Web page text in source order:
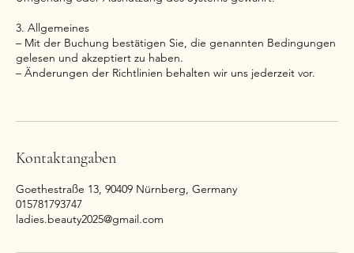
3. Allgemeines
– Mit der Buchung bestätigen Sie, die genannten Bedingungen
gelesen und akzeptiert zu haben.
– Änderungen der Richtlinien behalten wir uns jederzeit vor.
Kontaktangaben
Goethestraße 13, 90409 Nürnberg, Germany
015781793747
ladies.beauty2025@gmail.com